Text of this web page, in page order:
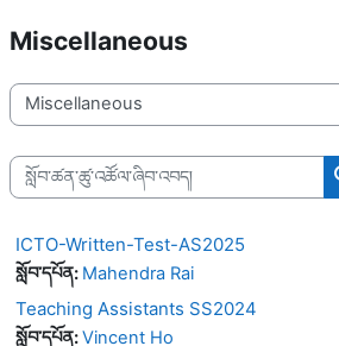
Miscellaneous
སློབ་ཚན་དབྱེ་ཚན་ཚུ།
སློབ་ཚན་ཚུ་འཚོལ་ཞིབ་འབད།
ICTO-Written-Test-AS2025
སློབ་དཔོན: Mahendra Rai
Teaching Assistants SS2024
སློབ་དཔོན:Vincent Ho